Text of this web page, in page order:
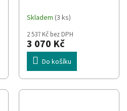
Skladem (3 ks)
2 537 Kč bez DPH
3 070 Kč
Do košíku